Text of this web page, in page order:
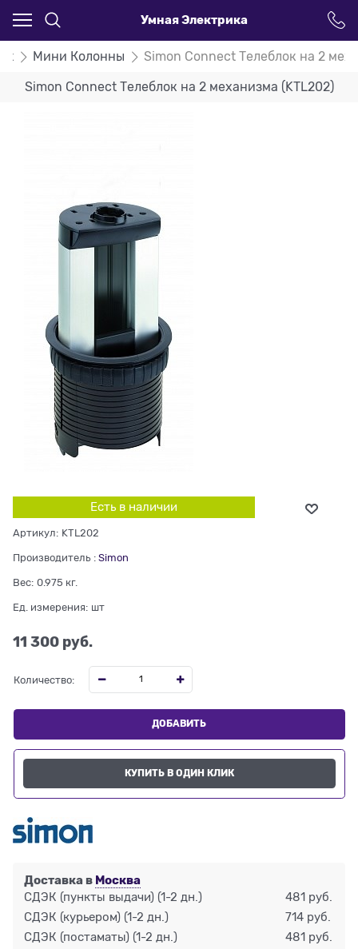
Умная Электрика
Мини Колонны Simon Connect Телеблок на 2
Simon Connect Телеблок на 2 механизма (KTL202)
Есть в наличии
Артикул: KTL202
Производитель : Simon
Вес: 0.975 кг.
Ед. измерения: шт
11 300 руб.
Количество:
ДОБАВИТЬ
КУПИТЬ В ОДИН КЛИК
Доставка в Москва
СДЭК (пункты выдачи) (1-2 дн.)
481 руб.
СДЭК (курьером) (1-2 дн.)
714 руб.
СДЭК (постаматы) (1-2 дн.) 481 руб.